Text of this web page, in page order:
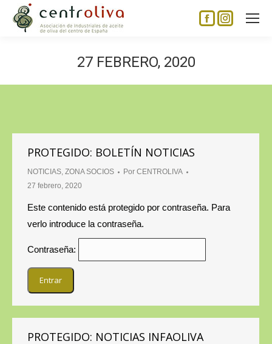
Facebook
Instagram
27 FEBRERO, 2020
PROTEGIDO: BOLETÍN NOTICIAS
NOTICIAS, ZONA SOCIOS Por CENTROLIVA
27 febrero, 2020
Este contenido está protegido por contraseña. Para
verlo introduce la contraseña.
Contraseña:
PROTEGIDO: NOTICIAS INFAOLIVA